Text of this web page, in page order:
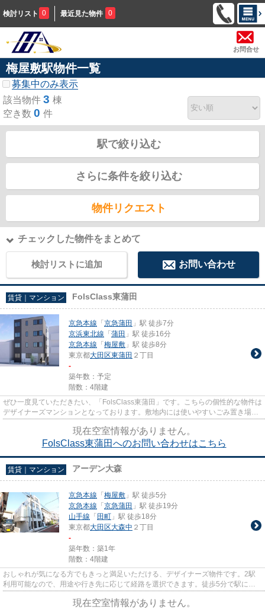
検討リスト 0 最近見た物件 0
お問合せ
梅屋敷駅物件一覧
募集中のみ表示
該当物件 3 棟
空き数 0 件
駅で絞り込む
さらに条件を絞り込む
物件リクエスト
チェックした物件をまとめて
検討リストに追加 お問い合わせ
賃貸｜マンション FolsClass東蒲田
京急本線 「 京急蒲田 」駅 徒歩7分
京浜東北線 「 蒲田 」駅 徒歩16分
京急本線 「 梅屋敷 」駅 徒歩8分
東京都大田区東蒲田 ２丁目
-
築年数：予定
階数：4階建
ぜひ一度見ていただきたい、「FolsClass東蒲田」です。こちらの個性的な物件は
デザイナーズマンションとなっております。敷地内には使いやすいごみ置き場も
現在空室情報がありません。
FolsClass東蒲田へのお問い合わせはこちら
賃貸｜マンション アーデン大森
京急本線 「 梅屋敷 」駅 徒歩5分
京急本線 「 京急蒲田 」駅 徒歩19分
山手線 「 田町 」駅 徒歩18分
東京都大田区大森中 ２丁目
-
築年数：築1年
階数：4階建
おしゃれが気になる方でもきっと満足いただける、デザイナーズ物件です。2駅
利用可能なので、用途や行き先に応じて経路を選択できます。徒歩5分で駅にア
現在空室情報がありません。